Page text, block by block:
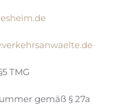
TMG
gemäß § 27a